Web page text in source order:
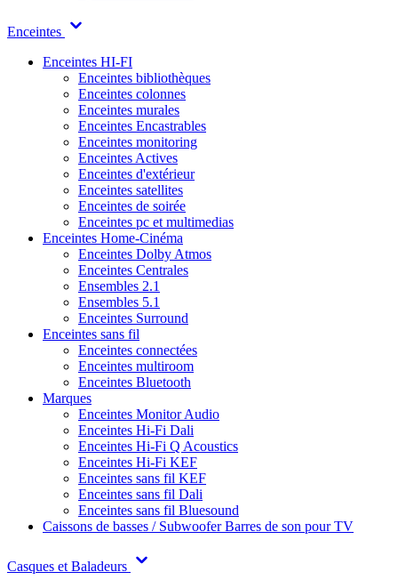
Enceintes
Enceintes HI-FI
Enceintes bibliothèques
Enceintes colonnes
Enceintes murales
Enceintes Encastrables
Enceintes monitoring
Enceintes Actives
Enceintes d'extérieur
Enceintes satellites
Enceintes de soirée
Enceintes pc et multimedias
Enceintes Home-Cinéma
Enceintes Dolby Atmos
Enceintes Centrales
Ensembles 2.1
Ensembles 5.1
Enceintes Surround
Enceintes sans fil
Enceintes connectées
Enceintes multiroom
Enceintes Bluetooth
Marques
Enceintes Monitor Audio
Enceintes Hi-Fi Dali
Enceintes Hi-Fi Q Acoustics
Enceintes Hi-Fi KEF
Enceintes sans fil KEF
Enceintes sans fil Dali
Enceintes sans fil Bluesound
Caissons de basses / SubwooferBarres de son pour TV
Casques et Baladeurs